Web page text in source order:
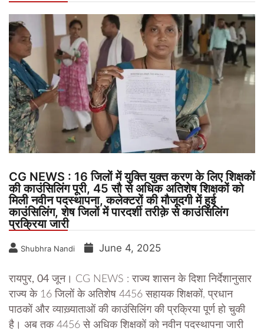
CG NEWS : 16 जिलों में युक्ति युक्त करण के लिए शिक्षकों
की काउंसिलिंग पूरी, 45 सौ से अधिक अतिशेष शिक्षकों को
मिली नवीन पदस्थापना, कलेक्टरों की मौजूदगी में हुई
काउंसिलिंग, शेष जिलों में पारदर्शी तरीक़े से काउंसिलिंग
प्रक्रिया जारी
Shubhra Nandi June 4, 2025
रायपुर, 04 जून। CG NEWS : राज्य शासन के दिशा निर्देशानुसार
राज्य के 16 जिलों के अतिशेष 4456 सहायक शिक्षकों, प्रधान
पाठकों और व्याख़्याताओं की काउंसिलिंग की प्रक्रिया पूर्ण हो चुकी
है। अब तक 4456 से अधिक शिक्षकों को नवीन पदस्थापना जारी